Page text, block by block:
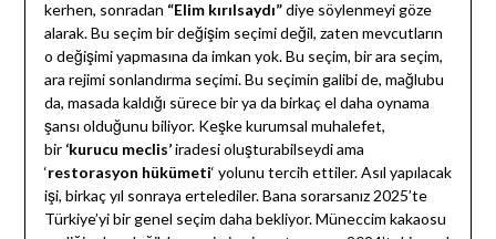
kerhen, sonradan “Elim kırılsaydı”diye söylenmeyi göze
alarak. Bu seçim bir değişim seçimi değil, zaten mevcutların
o değişimi yapmasına da imkan yok. Bu seçim, bir ara seçim,
ara rejimi sonlandırma seçimi. Bu seçimin galibi de, mağlubu
da, masada kaldığı sürece bir ya da birkaç el daha oynama
şansı olduğunu biliyor. Keşke kurumsal muhalefet,
bir ‘kurucu meclis’iradesi oluşturabilseydi ama
‘restorasyon hükümeti‘ yolunu tercih ettiler. Asıl yapılacak
işi, birkaç yıl sonraya ertelediler. Bana sorarsanız 2025’te
Türkiye’yi bir genel seçim daha bekliyor. Müneccim kakaosu